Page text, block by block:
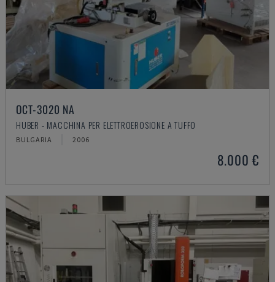
OCT-3020 NA
HUBER - MACCHINA PER ELETTROEROSIONE A TUFFO
BULGARIA 2006
8.000 €